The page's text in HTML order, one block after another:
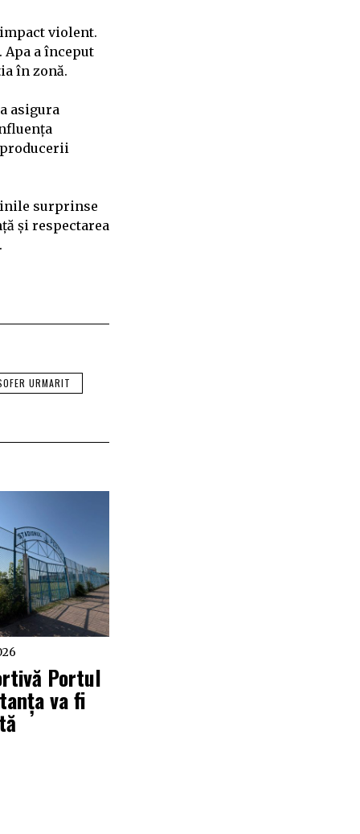
violent.
Apa a început
în zonă.
asigura
surprinse
și respectarea
URMARIT
Portul
va fi